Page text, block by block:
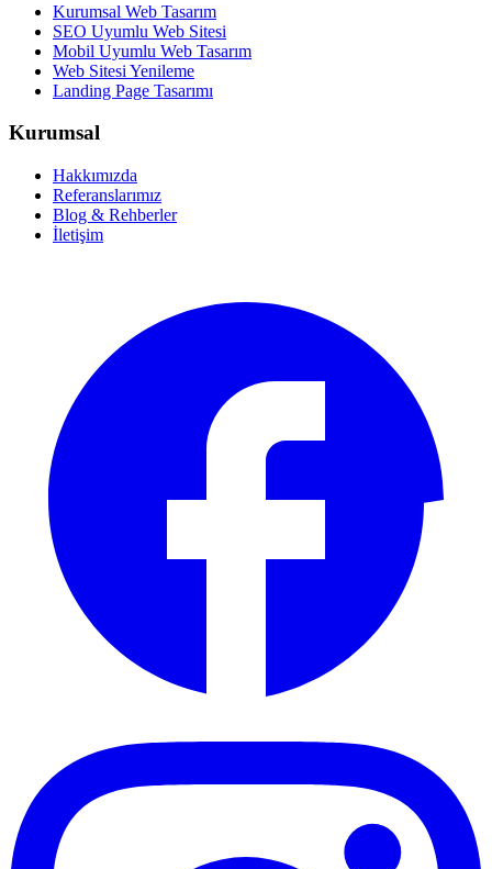
Kurumsal Web Tasarım
SEO Uyumlu Web Sitesi
Mobil Uyumlu Web Tasarım
Web Sitesi Yenileme
Landing Page Tasarımı
Kurumsal
Hakkımızda
Referanslarımız
Blog & Rehberler
İletişim